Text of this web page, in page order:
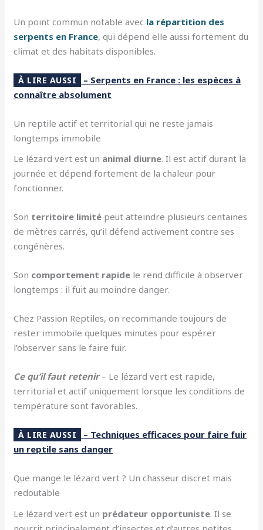
Un point commun notable avec la répartition des
serpents en France, qui dépend elle aussi fortement du
climat et des habitats disponibles.
À LIRE AUSSI
– Serpents en France : les espèces à
connaître absolument
Un reptile actif et territorial qui ne reste jamais
longtemps immobile
Le lézard vert est un animal diurne. Il est actif durant la
journée et dépend fortement de la chaleur pour
fonctionner.
Son territoire limité peut atteindre plusieurs centaines
de mètres carrés, qu’il défend activement contre ses
congénères.
Son comportement rapide le rend difficile à observer
longtemps : il fuit au moindre danger.
Chez Passion Reptiles, on recommande toujours de
rester immobile quelques minutes pour espérer
l’observer sans le faire fuir.
Ce qu’il faut retenir– Le lézard vert est rapide,
territorial et actif uniquement lorsque les conditions de
température sont favorables.
À LIRE AUSSI
– Techniques efficaces pour faire fuir
un reptile sans danger
Que mange le lézard vert ? Un chasseur discret mais
redoutable
Le lézard vert est un prédateur opportuniste. Il se